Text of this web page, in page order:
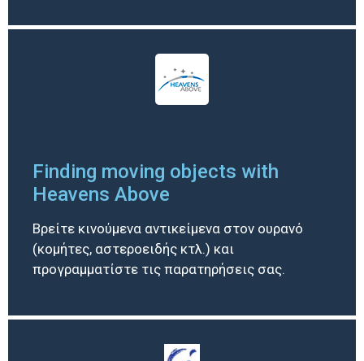
Finding moving objects with
Heavens Above
Βρείτε κινούμενα αντικείμενα στον ουρανό
(κομήτες, αστεροειδής κτλ.) και
προγραμματίστε τις παρατηρήσεις σας.